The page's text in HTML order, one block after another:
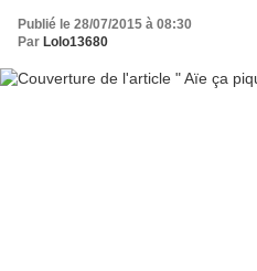
Publié le 28/07/2015 à 08:30
Par Lolo13680